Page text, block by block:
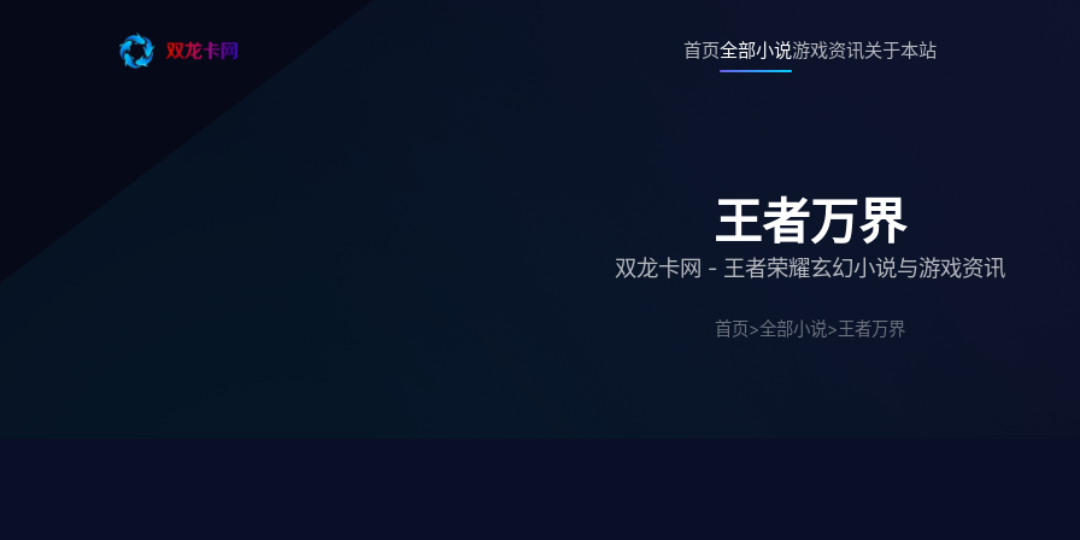
首页全部小说游戏资讯关于本站
王者万界
双龙卡网 - 王者荣耀玄幻小说与游戏资讯
首页>全部小说>王者万界